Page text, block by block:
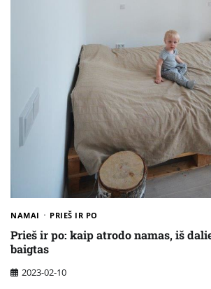
NAMAI PRIEŠ IR PO
Prieš ir po: kaip atrodo namas, iš
baigtas
2023-02-10